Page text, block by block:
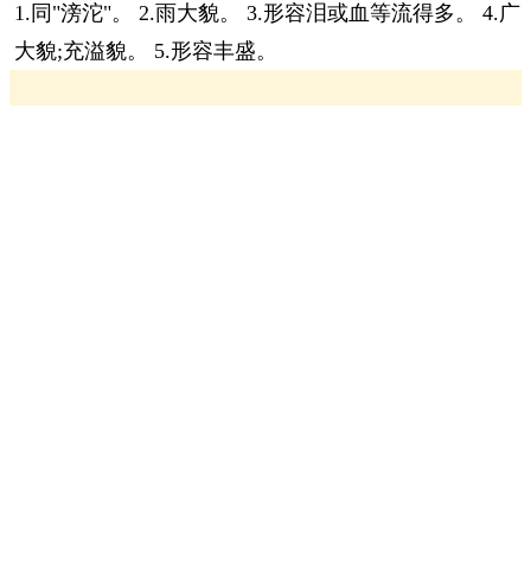
1.同"滂沱"。 2.雨大貌。 3.形容泪或血等流得多。 4.广
大貌;充溢貌。 5.形容丰盛。